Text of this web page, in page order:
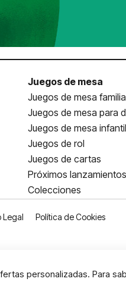
Juegos de mesa
Juegos de mesa
Juegos de mesa para
Juegos de mesa
Juegos de rol
Juegos de cartas
Próximos lanzamientos
Colecciones
Legal Política de Cookies
personalizadas. Para